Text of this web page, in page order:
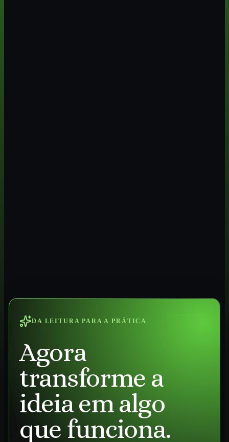
DA LEITURA PARA A PRÁTICA
Agora
transforme a
ideia em algo
que funciona.